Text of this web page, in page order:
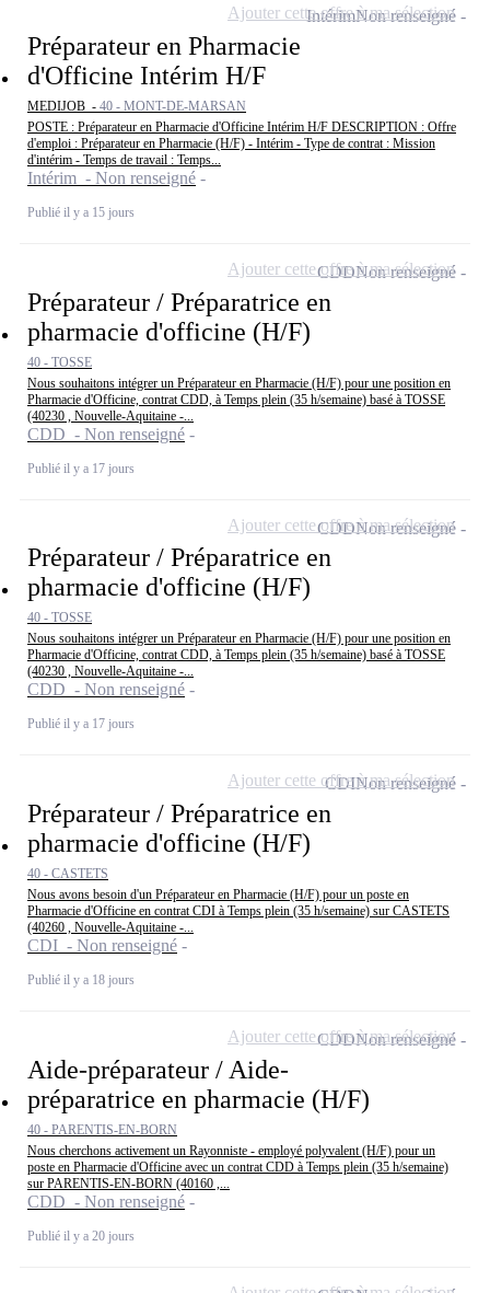
Préparateur en Pharmacie
d'Officine Intérim H/F
MEDIJOB - 40 - MONT-DE-MARSAN
POSTE : Préparateur en Pharmacie d'Officine Intérim H/F DESCRIPTION : Offre
d'emploi : Préparateur en Pharmacie (H/F) - Intérim - Type de contrat : Mission
d'intérim - Temps de travail : Temps...
Intérim - Non renseigné
Publié il y a 15 jours
IntérimNon renseigné
Ajouter cette offre à ma sélection
Préparateur / Préparatrice en
pharmacie d'officine (H/F)
40 - TOSSE
Nous souhaitons intégrer un Préparateur en Pharmacie (H/F) pour une position en
Pharmacie d'Officine, contrat CDD, à Temps plein (35 h/semaine) basé à TOSSE
(40230 , Nouvelle-Aquitaine -...
CDD - Non renseigné
Publié il y a 17 jours
CDDNon renseigné
Ajouter cette offre à ma sélection
Préparateur / Préparatrice en
pharmacie d'officine (H/F)
40 - TOSSE
Nous souhaitons intégrer un Préparateur en Pharmacie (H/F) pour une position en
Pharmacie d'Officine, contrat CDD, à Temps plein (35 h/semaine) basé à TOSSE
(40230 , Nouvelle-Aquitaine -...
CDD - Non renseigné
Publié il y a 17 jours
CDDNon renseigné
Ajouter cette offre à ma sélection
Préparateur / Préparatrice en
pharmacie d'officine (H/F)
40 - CASTETS
Nous avons besoin d'un Préparateur en Pharmacie (H/F) pour un poste en
Pharmacie d'Officine en contrat CDI à Temps plein (35 h/semaine) sur CASTETS
(40260 , Nouvelle-Aquitaine -...
CDI - Non renseigné
Publié il y a 18 jours
CDINon renseigné
Ajouter cette offre à ma sélection
Aide-préparateur / Aide-
préparatrice en pharmacie (H/F)
40 - PARENTIS-EN-BORN
Nous cherchons activement un Rayonniste - employé polyvalent (H/F) pour un
poste en Pharmacie d'Officine avec un contrat CDD à Temps plein (35 h/semaine)
sur PARENTIS-EN-BORN (40160 ,...
CDD - Non renseigné
Publié il y a 20 jours
CDDNon renseigné
Ajouter cette offre à ma sélection